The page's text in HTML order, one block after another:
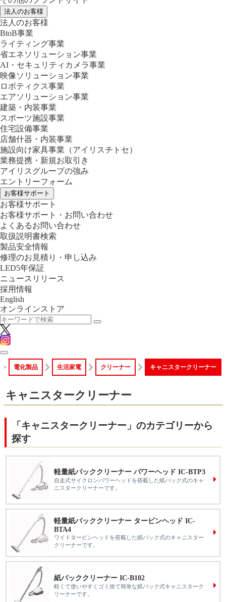
法人のお客様
法人のお客様
BtoB事業
ライティング事業
省エネソリューション事業
AI・セキュリティカメラ事業
映像ソリューション事業
ロボティクス事業
エアソリューション事業
建築・内装事業
スポーツ施設事業
住宅設備事業
店舗什器・内装事業
施設向け家具事業 （アイリスチトセ）
業務提携・新規お取引き
アイリスグループの強み
エントリーフォーム
お客様サポート
お客様サポート
お客様サポート・お問い合わせ
よくあるお問い合わせ
取扱説明書検索
製品安全情報
修理のお見積り・申し込み
LED5年保証
ニュースリリース
採用情報
English
オンラインストア
電化製品 生活家電 クリーナー キャニスタークリーナー
キャニスタークリーナー
「キャニスタークリーナー」のカテゴリーから
探す
軽量紙パッククリーナー パワーヘッド IC-BTP3
自走式サイクロンパワーヘッドを搭載した紙パック式のキャ
ニスタークリーナーです。
軽量紙パッククリーナー タービンヘッド IC-
BTA4
ワイドタービンヘッドを搭載した紙パック式のキャニスター
クリーナーです。
紙パッククリーナー IC-B102
軽くて使いやすくゴミ捨て簡単な紙パック式キャニスターク
リーナーです。